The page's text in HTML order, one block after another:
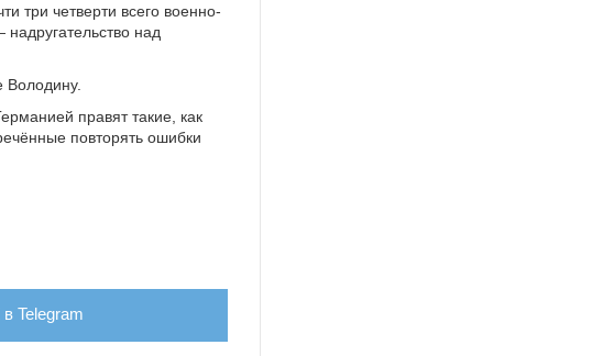
три четверти всего военно-
над
Володину.
правят такие, как
повторять ошибки
Telegram